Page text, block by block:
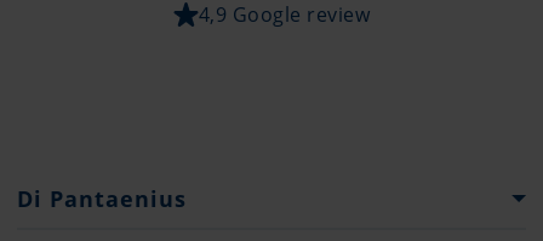
4,9 Google review
Di Pantaenius